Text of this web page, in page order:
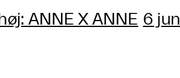
ANNE X ANNE 6 jun